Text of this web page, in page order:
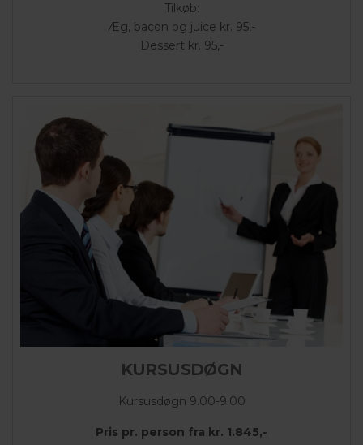
Tilkøb:
Æg, bacon og juice kr. 95,-
Dessert kr. 95,-
KURSUSDØGN
Kursusdøgn 9.00-9.00
Pris pr. person fra kr. 1.845,-